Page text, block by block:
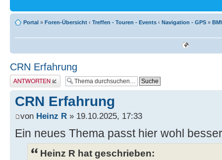
Portal » Foren-Übersicht ‹ Treffen - Touren - Events ‹ Navigation - GPS »
CRN Erfahrung
Antwort schreiben
CRN Erfahrung
von Heinz R » 19.10.2025, 17:33
Ein neues Thema passt hier wohl
Heinz R hat geschrieben: